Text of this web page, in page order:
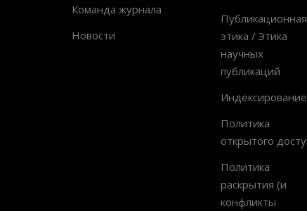
Команда журнала
Новости
Публикационная
этика / Этика
научных
публикаций
Индексирование
Политика
открытого
Политика
раскрытия (и
конфликты